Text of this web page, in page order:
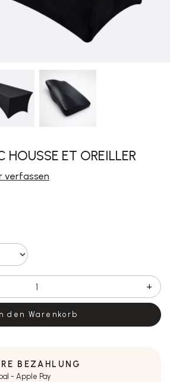
HOUSSE ET OREILLER
verfassen
+
In den Warenkorb
BEZAHLUNG
- Apple Pay